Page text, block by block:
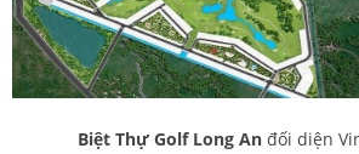
Biệt Thự Golf Long Anđối diện